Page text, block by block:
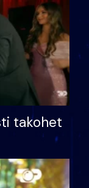
takohet
letër